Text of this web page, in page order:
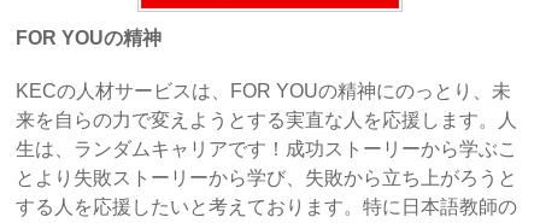
FOR YOUの精神
KECの人材サービスは、FOR YOUの精神にのっとり、未
来を自らの力で変えようとする実直な人を応援します。人
生は、ランダムキャリアです！成功ストーリーから学ぶこ
とより失敗ストーリーから学び、失敗から立ち上がろうと
する人を応援したいと考えております。特に日本語教師の